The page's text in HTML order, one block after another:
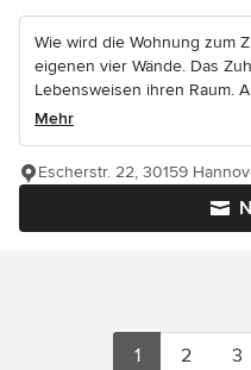
Wie wird die Wohnung zum
eigenen vier Wände. Das
Lebensweisen ihren Raum.
Mehr
Escherstr. 22, 30159
1 2 3